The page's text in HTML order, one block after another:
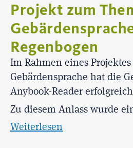
Projekt zum
Regenbogen
Im Rahmen eines
Gebärdensprache hat die
Anybook-Reader
Zu diesem Anlass wurde
Weiterlesen